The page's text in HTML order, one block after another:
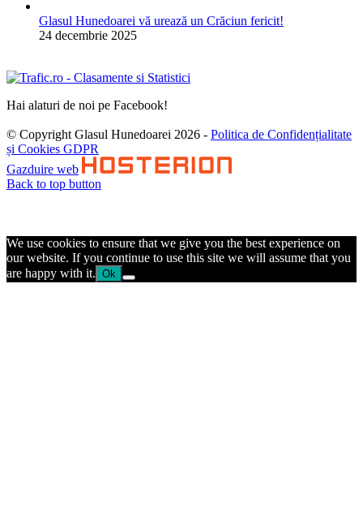
Glasul Hunedoarei vă urează un Crăciun fericit!
24 decembrie 2025
Hai alaturi de noi pe Facebook!
© Copyright Glasul Hunedoarei 2026 - Politica de Confidențialitate
și Cookies GDPR
Gazduire web
Back to top button
We use cookies to ensure that we give you the best experience on
our website. If you continue to use this site we will assume that you
are happy with it. Ok